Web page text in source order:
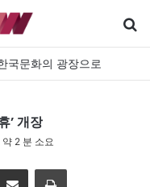
국문화의 광장으로
’ 개장
약 2 분 소요
이메일